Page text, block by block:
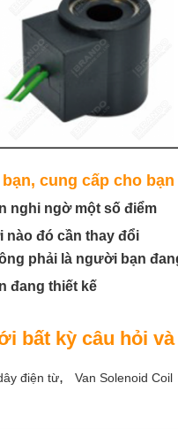
cung cấp cho
nghi ngờ một số điểm
nào đó cần thay đổi
phải là người bạn
đang thiết kế
bất kỳ câu hỏi
điện từ, Van Solenoid Coil